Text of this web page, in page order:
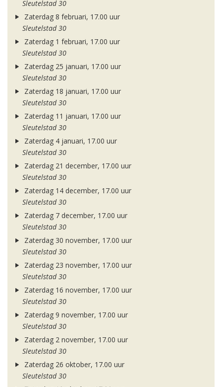
Sleutelstad 30
Zaterdag 8 februari, 17.00 uur
Sleutelstad 30
Zaterdag 1 februari, 17.00 uur
Sleutelstad 30
Zaterdag 25 januari, 17.00 uur
Sleutelstad 30
Zaterdag 18 januari, 17.00 uur
Sleutelstad 30
Zaterdag 11 januari, 17.00 uur
Sleutelstad 30
Zaterdag 4 januari, 17.00 uur
Sleutelstad 30
Zaterdag 21 december, 17.00 uur
Sleutelstad 30
Zaterdag 14 december, 17.00 uur
Sleutelstad 30
Zaterdag 7 december, 17.00 uur
Sleutelstad 30
Zaterdag 30 november, 17.00 uur
Sleutelstad 30
Zaterdag 23 november, 17.00 uur
Sleutelstad 30
Zaterdag 16 november, 17.00 uur
Sleutelstad 30
Zaterdag 9 november, 17.00 uur
Sleutelstad 30
Zaterdag 2 november, 17.00 uur
Sleutelstad 30
Zaterdag 26 oktober, 17.00 uur
Sleutelstad 30